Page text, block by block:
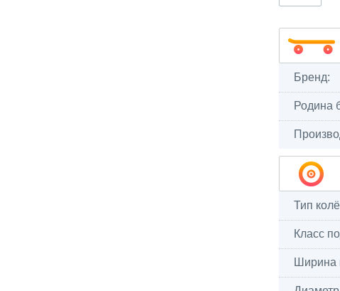
Бренд:
Родина
Тип
Класс
Ширина